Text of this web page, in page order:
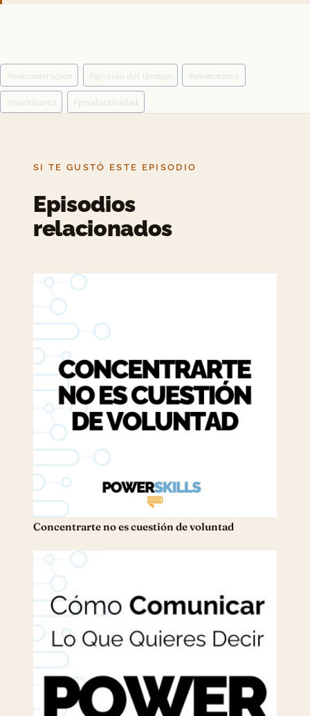
Etiquetas
de
la
#concentración #gestión del tiempo #monotarea
#multitarea #productividad
SI TE GUSTÓ ESTE EPISODIO
Episodios
relacionados
Concentrarte no es cuestión de voluntad